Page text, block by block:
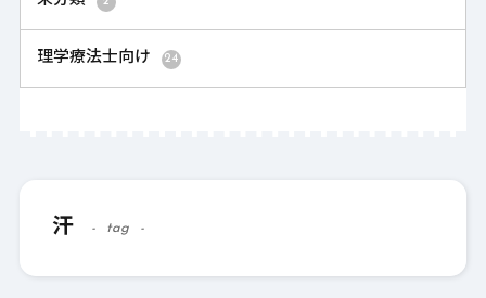
理学療法士向け 24
汗 tag